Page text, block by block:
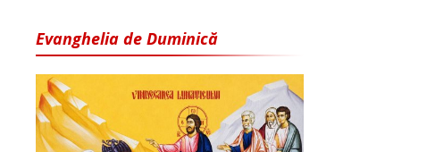
Evanghelia de Duminică